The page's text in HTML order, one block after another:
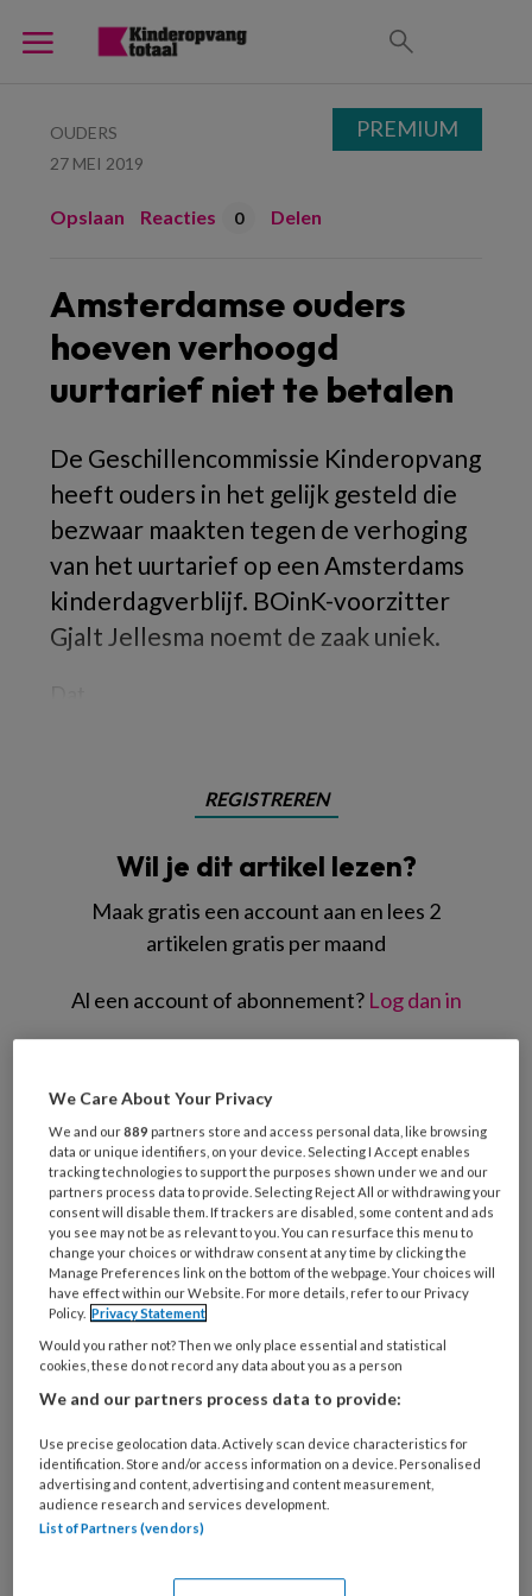
OUDERS
27 MEI 2019
Opslaan Reacties 0 Delen
Amsterdamse ouders
hoeven verhoogd
uurtarief niet te betalen
De Geschillencommissie Kinderopvang
heeft ouders in het gelijk gesteld die
bezwaar maakten tegen de verhoging
van het uurtarief op een Amsterdams
kinderdagverblijf. BOinK-voorzitter
Gjalt Jellesma noemt de zaak uniek.
REGISTREREN
Wil je dit artikel lezen?
Maak gratis een account aan en lees 2
artikelen gratis per maand
Al een account of abonnement? Log dan in
is
je
e-
mailadres?
* *
Kies
je
wachtwoord* *
Kies
je
functie *
Bij
organisatie
werk
je?
Untitled
Ontvang 2x per week de
KinderopvangTotaal nieuwsbrief
Management Kinderopvang
PREMIUM
We Care About Your Privacy
We and our889 partners store and access personal data, like browsing
data or unique identifiers, on your device. Selecting I Accept enables
tracking technologies to support the purposes shown under we and our
partners process data to provide. Selecting Reject All or withdrawing your
consent will disable them. If trackers are disabled, some content and ads
you see may not be as relevant to you. You can resurface this menu to
change your choices or withdraw consent at any time by clicking the
Manage Preferences link on the bottom of the webpage. Your choices will
have effect within our Website. For more details, refer to our Privacy
Policy. Privacy Statement
Would you rather not? Then we only place essential and statistical
cookies, these do not record any data about you as a person
We and our partners process data to provide:
Use precise geolocation data. Actively scan device characteristics for
identification. Store and/or access information on a device. Personalised
advertising and content, advertising and content measurement,
audience research and services development.
List of Partners (vendors)